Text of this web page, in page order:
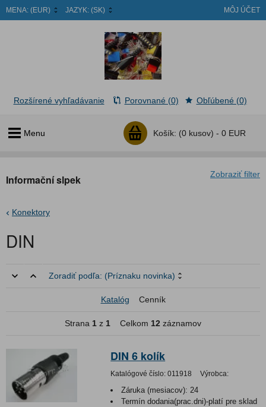
MENA: (EUR) JAZYK: (SK) MÔJ ÚČET
Menu Košík: (0 kusov) - 0 EUR
Rozšírené vyhľadávanie Porovnané (0) Obľúbené (0)
Zobraziť filter
Informační slpek
Konektory
DIN
Zoradiť podľa: (Príznaku novinka)
Katalóg Cenník
Strana 1 z 1 Celkom 12 záznamov
DIN 6 kolík
Katalógové číslo: 011918 Výrobca:
Záruka (mesiacov): 24
Termín dodania(prac.dni)-platí pre sklad